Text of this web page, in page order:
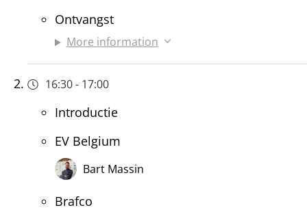
Ontvangst
More information
16:30- 17:00
Introductie
EV Belgium
Bart Massin
Brafco